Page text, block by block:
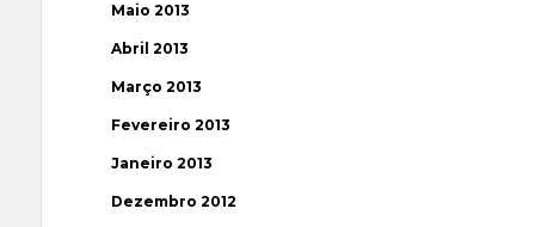
Maio 2013
Abril 2013
Março 2013
Fevereiro 2013
Janeiro 2013
Dezembro 2012